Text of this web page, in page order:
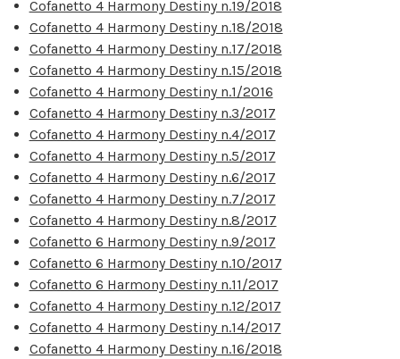
Cofanetto 4 Harmony Destiny n.19/2018
Cofanetto 4 Harmony Destiny n.18/2018
Cofanetto 4 Harmony Destiny n.17/2018
Cofanetto 4 Harmony Destiny n.15/2018
Cofanetto 4 Harmony Destiny n.1/2016
Cofanetto 4 Harmony Destiny n.3/2017
Cofanetto 4 Harmony Destiny n.4/2017
Cofanetto 4 Harmony Destiny n.5/2017
Cofanetto 4 Harmony Destiny n.6/2017
Cofanetto 4 Harmony Destiny n.7/2017
Cofanetto 4 Harmony Destiny n.8/2017
Cofanetto 6 Harmony Destiny n.9/2017
Cofanetto 6 Harmony Destiny n.10/2017
Cofanetto 6 Harmony Destiny n.11/2017
Cofanetto 4 Harmony Destiny n.12/2017
Cofanetto 4 Harmony Destiny n.14/2017
Cofanetto 4 Harmony Destiny n.16/2018